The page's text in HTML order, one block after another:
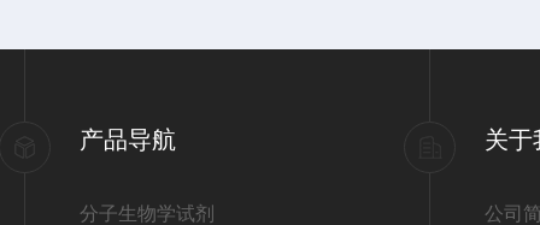
产品导航
分子生物学试剂
关于
公司